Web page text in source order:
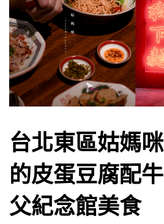
台北東區姑媽
的皮蛋豆腐配
父紀念館美食